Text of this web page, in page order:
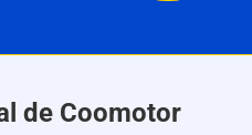
de Coomotor